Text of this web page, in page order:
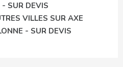
SUR DEVIS
VILLES SUR AXE
- SUR DEVIS